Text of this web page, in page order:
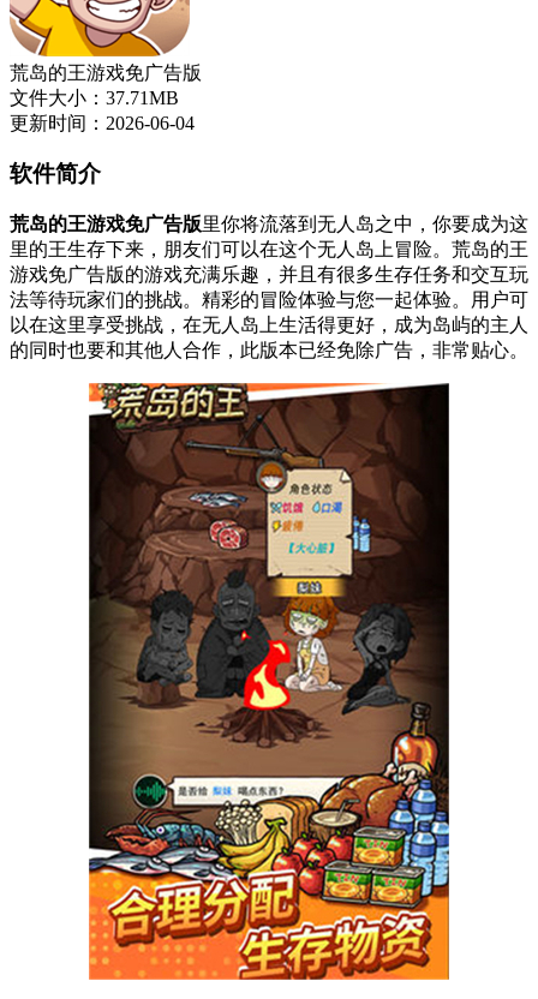
荒岛的王游戏免广告版
文件大小：37.71MB
更新时间：2026-06-04
软件简介
荒岛的王游戏免广告版里你将流落到无人岛之中，你要成为这
里的王生存下来，朋友们可以在这个无人岛上冒险。荒岛的王
游戏免广告版的游戏充满乐趣，并且有很多生存任务和交互玩
法等待玩家们的挑战。精彩的冒险体验与您一起体验。用户可
以在这里享受挑战，在无人岛上生活得更好，成为岛屿的主人
的同时也要和其他人合作，此版本已经免除广告，非常贴心。